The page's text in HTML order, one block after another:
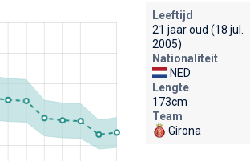
Leeftijd
21 jaar oud (18 jul.
2005)
Nationaliteit
NED
Lengte
173cm
Team
Girona